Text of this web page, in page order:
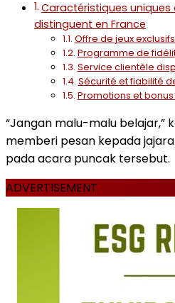
Caractéristiques uniques
distinguent en France
Offre de jeux
Programme de
Service clientèle
Sécurité et fiabilité
Promotions et
“Jangan malu-malu belajar,”
memberi pesan kepada
pada acara puncak tersebut.
ADVERTISEMENT